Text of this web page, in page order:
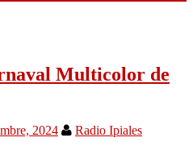
Multicolor de
2024
Radio Ipiales